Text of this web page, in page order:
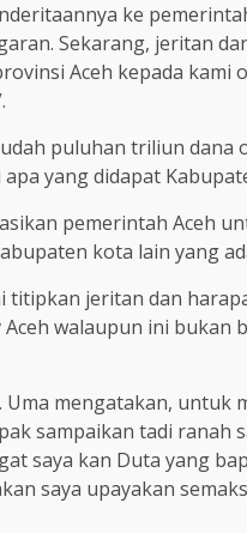
ke
Sekarang, jeritan
Aceh kepada kami
puluhan triliun dana
yang didapat
pemerintah Aceh
kota lain yang
titipkan jeritan dan
walaupun ini bukan
mengatakan, untuk
sampaikan tadi ranah
saya kan Duta yang
saya upayakan